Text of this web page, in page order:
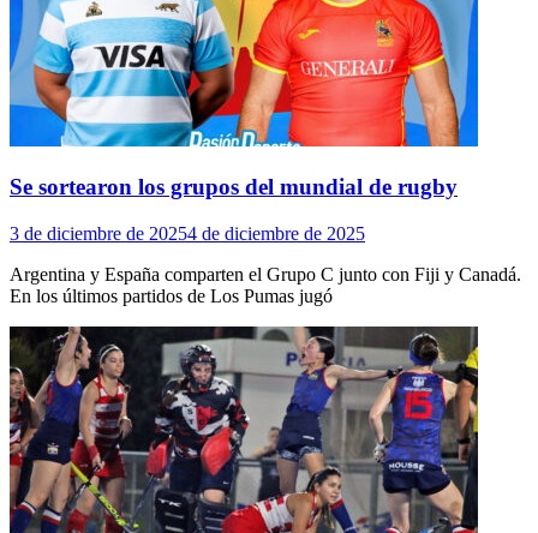
Se sortearon los grupos del mundial de rugby
3 de diciembre de 20254 de diciembre de 2025
Argentina y España comparten el Grupo C junto con Fiji y Canadá.
En los últimos partidos de Los Pumas jugó